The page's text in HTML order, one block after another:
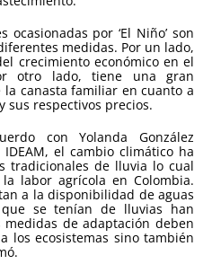
ocasionadas por ‘El Niño’ son
medidas. Por un lado,
crecimiento económico en el
otro lado, tiene una gran
canasta familiar en cuanto a
sus respectivos precios.
con Yolanda González
el cambio climático ha
tradicionales de lluvia lo cual
labor agrícola en Colombia.
a la disponibilidad de aguas
se tenían de lluvias han
de adaptación deben
los ecosistemas sino también